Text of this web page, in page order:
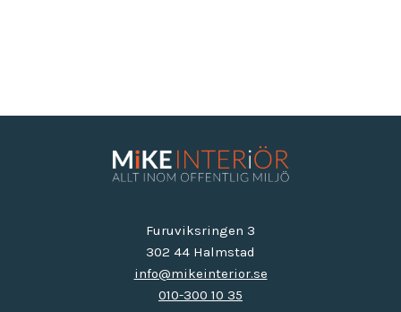
Furuviksringen 3
302 44 Halmstad
info@mikeinterior.se
010-300 10 35